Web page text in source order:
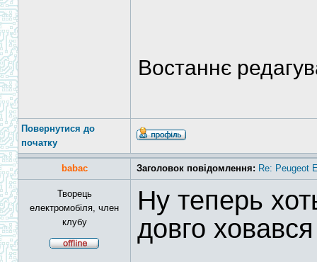
Востаннє
Повернутися до
початку
babac Заголовок повідомлення: Re: Peugeot
Творець
електромобіля, член
клубу
Ну теперь
довго